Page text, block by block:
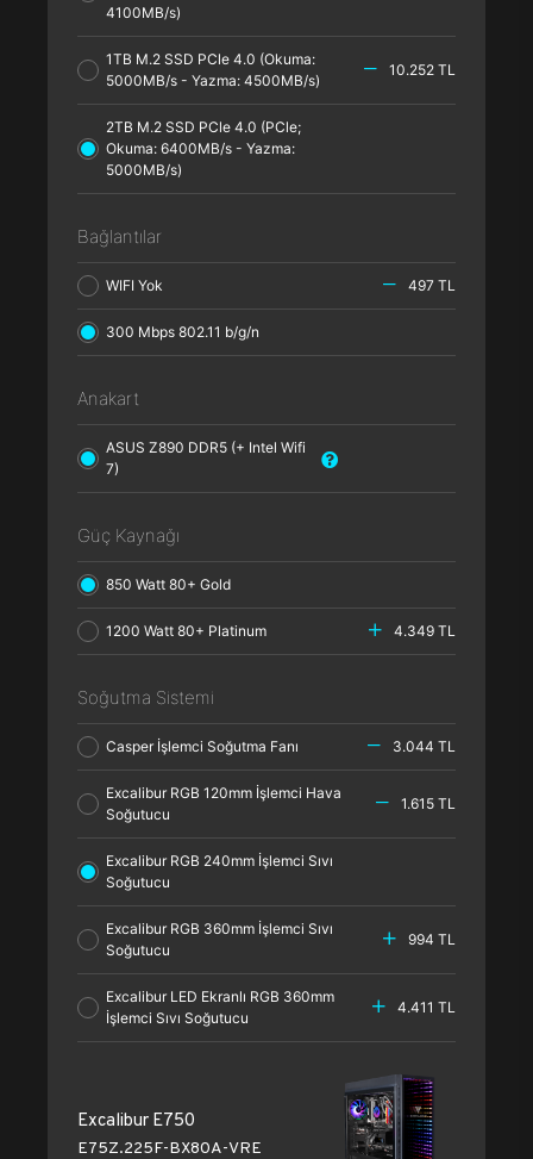
4100MB/s)
1TB M.2 SSD PCle 4.0 (Okuma:
5000MB/s - Yazma: 4500MB/s)
10.252 TL
2TB M.2 SSD PCle 4.0 (PCle;
Okuma: 6400MB/s - Yazma:
5000MB/s)
Bağlantılar
WIFI Yok 497 TL
300 Mbps 802.11 b/g/n
Anakart
ASUS Z890 DDR5 (+ Intel Wifi
7)
Güç Kaynağı
850 Watt 80+ Gold
1200 Watt 80+ Platinum 4.349 TL
Soğutma Sistemi
Casper İşlemci Soğutma Fanı 3.044 TL
Excalibur RGB 120mm İşlemci Hava
Soğutucu
1.615 TL
Excalibur RGB 240mm İşlemci Sıvı
Soğutucu
Excalibur RGB 360mm İşlemci Sıvı
Soğutucu
994 TL
Excalibur LED Ekranlı RGB 360mm
İşlemci Sıvı Soğutucu
4.411 TL
Excalibur E750
E75Z.225F-BX80A-VRE